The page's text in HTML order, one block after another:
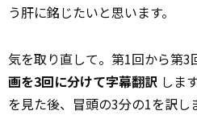
う肝に銘じたいと思います。
気を取り直して。第1回から第3
画を3回に分けて字幕翻訳 しま
を見た後、冒頭の3分の1を訳し